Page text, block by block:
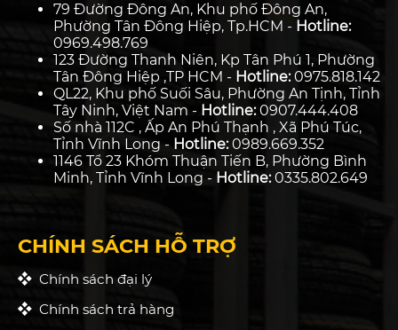
79 Đường Đông An, Khu phố Đông An,
Phường Tân Đông Hiệp, Tp.HCM - Hotline:
0969.498.769
123 Đường Thanh Niên, Kp Tân Phú 1, Phường
Tân Đông Hiệp ,TP HCM - Hotline:0975.818.142
QL22, Khu phố Suối Sâu, Phường An Tịnh, Tỉnh
Tây Ninh, Việt Nam - Hotline:0907.444.408
Số nhà 112C , Ấp An Phú Thạnh , Xã Phú Túc,
Tỉnh Vĩnh Long - Hotline:0989.669.352
1146 Tổ 23 Khóm Thuận Tiến B, Phường Bình
Minh, Tỉnh Vĩnh Long - Hotline:0335.802.649
CHÍNH SÁCH HỖ TRỢ
Chính sách đại lý
Chính sách trả hàng